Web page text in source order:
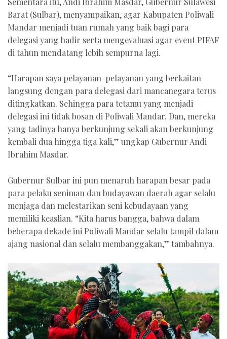
Barat (Sulbar), menyampaikan, agar Kabupaten Poliwali
Mandar menjadi tuan rumah yang baik bagi para
delegasi yang hadir serta mengevaluasi agar event PIFAF
di tahun mendatang lebih sempurna lagi.
“Harapan saya pelayanan-pelayanan yang berkaitan
langsung dengan para delegasi dari mancanegara terus
ditingkatkan. Sehingga para tetamu yang menjadi
delegasi ini tidak bosan di Poliwali Mandar. Dan, mereka
yang tadinya hanya berkunjung sekali akan berkunjung
kembali dua hingga tiga kali,” ungkap Gubernur Andi
Ibrahim Masdar.
Gubernur Sulbar ini pun menaruh harapan besar pada
para pelaku seniman dan budayawan daerah agar selalu
menjaga dan melestarikan seni kebudayaan yang
memiliki keaslian. “Kita harus bangga, bahwa dalam
beberapa dekade ini Poliwali Mandar selalu tampil dalam
ajang nasional dan selalu membanggakan,” tambahnya.